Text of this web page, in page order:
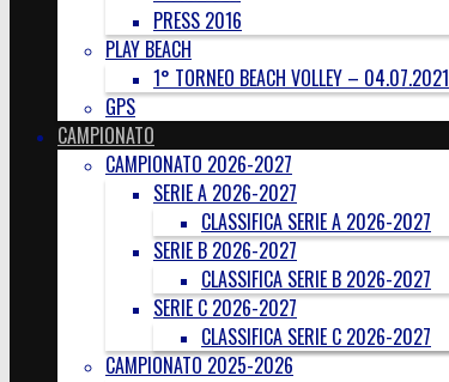
PRESS 2016
PLAY BEACH
1° TORNEO BEACH VOLLEY – 04.07.2021
GPS
CAMPIONATO
CAMPIONATO 2026-2027
SERIE A 2026-2027
CLASSIFICA SERIE A 2026-2027
SERIE B 2026-2027
CLASSIFICA SERIE B 2026-2027
SERIE C 2026-2027
CLASSIFICA SERIE C 2026-2027
CAMPIONATO 2025-2026